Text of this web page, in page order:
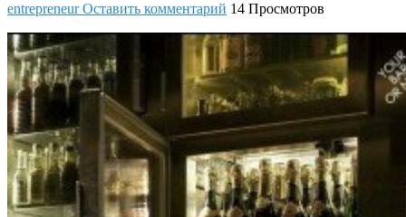
entrepreneurОставить комментарий 14 Просмотров